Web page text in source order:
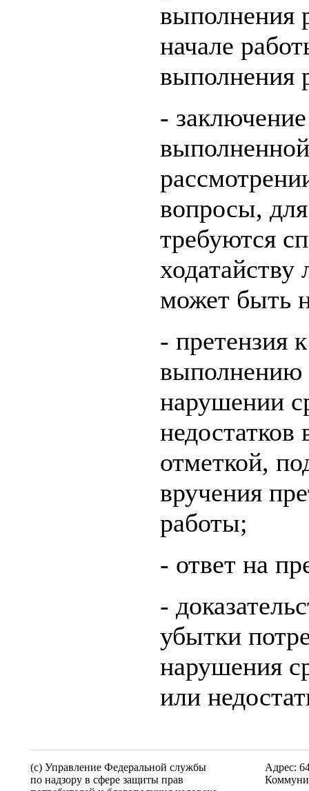
выполнения
начале
выполнения
-
вопросы,
требуются
может быть
- претензия
выполнению
нарушении
отметкой,
вручения
работы;
- ответ на
-
убытки
нарушения
или
(c) Управление Федеральной службы
по надзору в сфере защиты прав
Адрес: